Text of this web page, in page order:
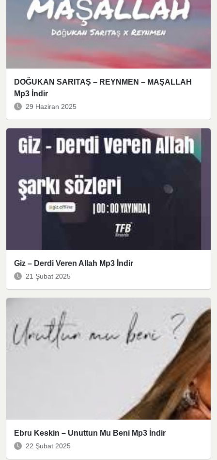
DOĞUKAN SARITAŞ – REYNMEN – MAŞALLAH
Mp3 İndir
29 Haziran 2025
Giz – Derdi Veren Allah Mp3 İndir
21 Şubat 2025
Ebru Keskin – Unuttun Mu Beni Mp3 İndir
22 Şubat 2025